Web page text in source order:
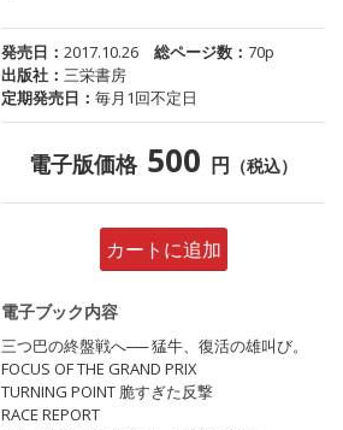
発売日：2017.10.26 総ページ数：70p
出版社：三栄書房
定期発売日：毎月1回不定日
電子版価格 500 円 （税込）
カートに追加
電子ブック内容
三つ巴の終盤戦へ── 猛牛、復活の雄叫び。
FOCUS OF THE GRAND PRIX
TURNING POINT 脆すぎた反撃
RACE REPORT